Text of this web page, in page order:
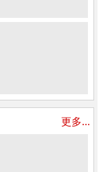
更多...